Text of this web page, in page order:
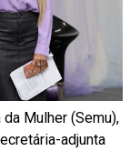
Mulher (Semu),
adjunta